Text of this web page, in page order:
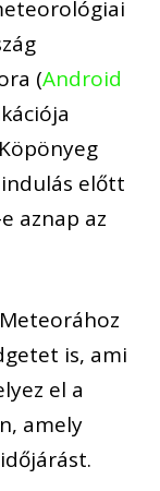
(Android
előtt
aznap az
is, ami
el a
amely